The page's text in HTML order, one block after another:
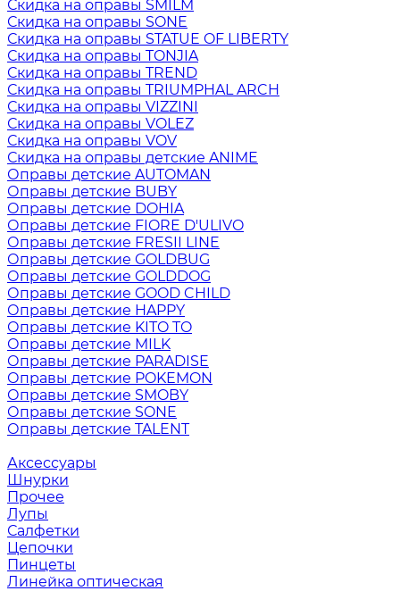
Скидка на оправы SMILM
Скидка на оправы SONE
Скидка на оправы STATUE OF LIBERTY
Скидка на оправы TONJIA
Скидка на оправы TREND
Скидка на оправы TRIUMPHAL ARCH
Скидка на оправы VIZZINI
Скидка на оправы VOLEZ
Скидка на оправы VOV
Скидка на оправы детские ANIME
Оправы детские AUTOMAN
Оправы детские BUBY
Оправы детские DOHIA
Оправы детские FIORE D'ULIVO
Оправы детские FRESII LINE
Оправы детские GOLDBUG
Оправы детские GOLDDOG
Оправы детские GOOD CHILD
Оправы детские HAPPY
Оправы детские KITO TO
Оправы детские MILK
Оправы детские PARADISE
Оправы детские POKEMON
Оправы детские SMOBY
Оправы детские SONE
Оправы детские TALENT
Аксессуары
Шнурки
Прочее
Лупы
Салфетки
Цепочки
Пинцеты
Линейка оптическая